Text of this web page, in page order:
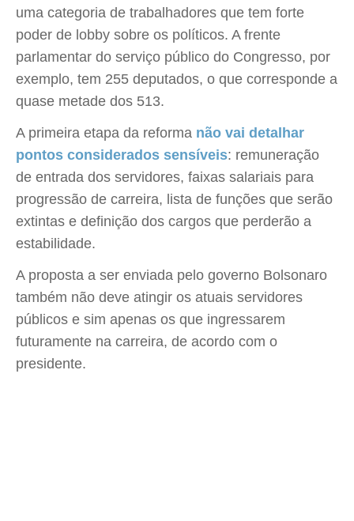
uma categoria de trabalhadores que tem forte
poder de lobby sobre os políticos. A frente
parlamentar do serviço público do Congresso, por
exemplo, tem 255 deputados, o que corresponde a
quase metade dos 513.
A primeira etapa da reforma não vai detalhar
pontos considerados sensíveis: remuneração
de entrada dos servidores, faixas salariais para
progressão de carreira, lista de funções que serão
extintas e definição dos cargos que perderão a
estabilidade.
A proposta a ser enviada pelo governo Bolsonaro
também não deve atingir os atuais servidores
públicos e sim apenas os que ingressarem
futuramente na carreira, de acordo com o
presidente.